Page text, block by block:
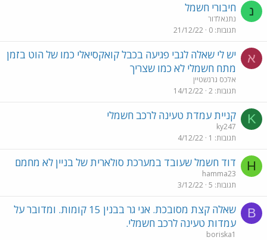
נ חיבורי חשמל
נתנאלדור
תגובות 0
21/12/22
א
יש לי שאלה לגבי פגיעה בכבל קואקסיאלי כמו של הוט בזמן
מתח חשמלי לא כמו שצריך
אלכס גרנשטיין
תגובות 2
14/12/22
K קניית עמדת טעינה לרכב חשמלי
ky247
תגובות 1
4/12/22
H דוד חשמל שעובד במערכת סולארית של בניין לא מחמם
hamma23
תגובות 5
3/12/22
B
שאלה קצת מסובכת. אני גר בבנין 15 קומות. ומדובר על
עמדות טעינה לרכב חשמלי.
boriska1